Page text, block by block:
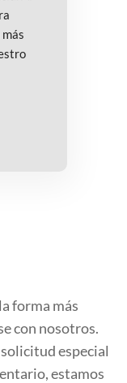
forma más
con nosotros.
especial
estamos